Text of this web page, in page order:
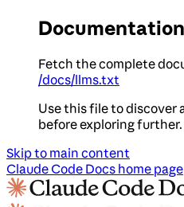
Fetch the complete
/docs/llms.txt
Use this file to discover
before exploring further.
Skip to main content
Claude Code Docs home page